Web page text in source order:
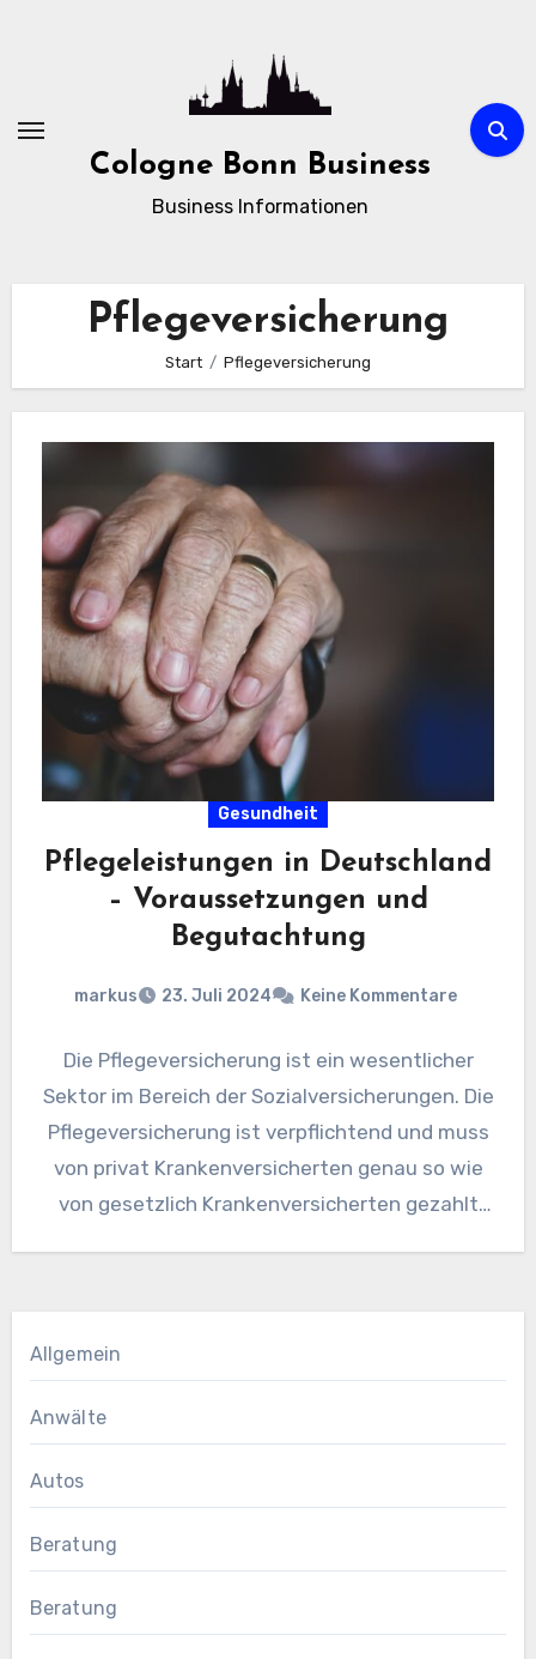
Cologne Bonn Business
Business Informationen
Pflegeversicherung
Start Pflegeversicherung
Gesundheit
Pflegeleistungen in Deutschland
– Voraussetzungen und
Begutachtung
markus 23. Juli 2024 Keine Kommentare
Die Pflegeversicherung ist ein wesentlicher
Sektor im Bereich der Sozialversicherungen. Die
Pflegeversicherung ist verpflichtend und muss
von privat Krankenversicherten genau so wie
von gesetzlich Krankenversicherten gezahlt
Allgemein
Anwälte
Autos
Beratung
Beratung